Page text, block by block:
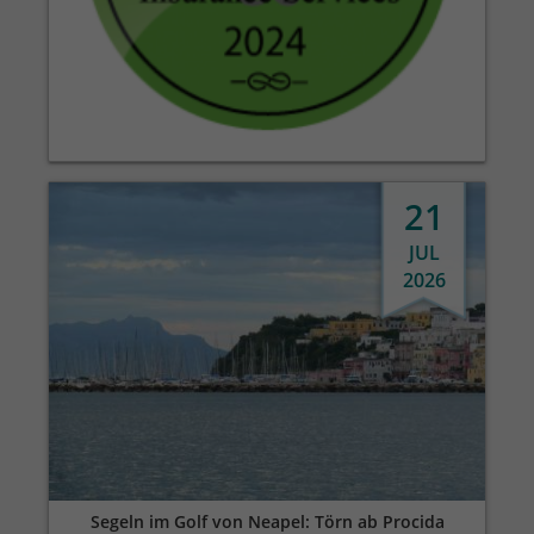
21
JUL
2026
Segeln im Golf von Neapel: Törn ab Procida